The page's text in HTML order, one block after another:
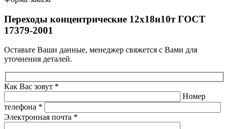
Переходы концентрические 12х18н10т ГОСТ
17379-2001
Оставьте Ваши данные, менеджер свяжется с Вами для
уточнения деталей.
Как Вас зовут *
Номер
телефона *
Электронная почта *